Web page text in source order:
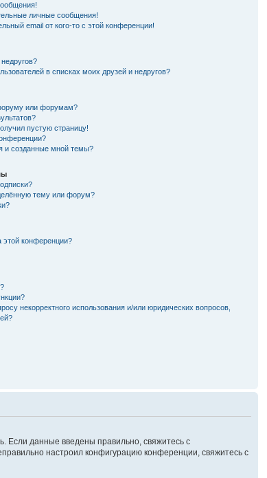
личные сообщения!
email от кого-то с этой конференции!
в списках моих друзей и недругов?
или форумам?
пустую страницу!
и созданные мной темы?
тему или форум?
этой конференции?
некорректного использования и/или юридических вопросов,
Если данные введены правильно, свяжитесь с
настроил конфигурацию конференции, свяжитесь с